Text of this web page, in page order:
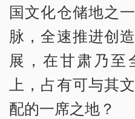
国文化仓储地之
脉，全速推进创
展，在甘肃乃至
上，占有可与其
配的一席之地？